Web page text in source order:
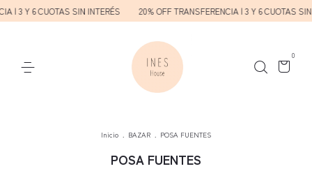
| 3 Y 6 CUOTAS SIN INTERÉS 20% OFF TRANSFERENCIA | 3 Y 6 CUOTAS SIN
0
Inicio . BAZAR . POSA FUENTES
POSA FUENTES